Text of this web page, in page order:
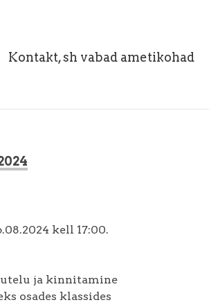
Kontakt, sh vabad ametikohad
kell 17:00.
ja kinnitamine
osades klassides